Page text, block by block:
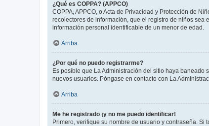
¿Qué es COPPA? (APPCO)
COPPA, APPCO, o Acta de Privacidad y Protección de
recolectores de información, que el registro de niños
información personal identificable de un menor de edad.
Arriba
¿Por qué no puedo registrarme?
Es posible que La Administración del sitio haya
nuevos usuarios. Póngase en contacto con La
Arriba
Me he registrado ¡y no me puedo identificar!
Primero, verifique su nombre de usuario y contraseña.